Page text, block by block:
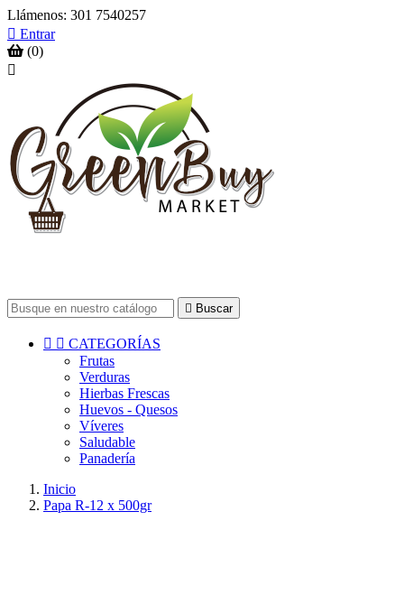
Llámenos: 301 7540257
 Entrar
(0)

 Buscar
  CATEGORÍAS
Frutas
Verduras
Hierbas Frescas
Huevos - Quesos
Víveres
Saludable
Panadería
Inicio
Papa R-12 x 500gr